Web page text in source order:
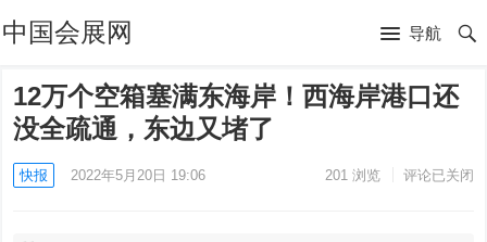
中国会展网 导航
12万个空箱塞满东海岸！西海岸港口还
没全疏通，东边又堵了
快报 2022年5月20日 19:06 201浏览 评论已关闭